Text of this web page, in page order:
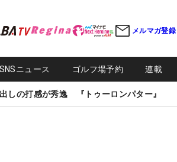
メルマガ登録
SNSニュース ゴルフ場予約 連載
しの打感が秀逸 『トゥーロンパター』